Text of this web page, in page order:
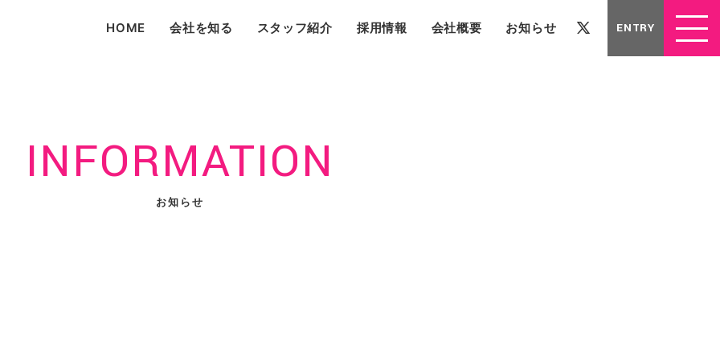
HOME 会社を知る スタッフ紹介 採用情報 会社概要 お知らせ ENTRY
INFORMATION
お知らせ